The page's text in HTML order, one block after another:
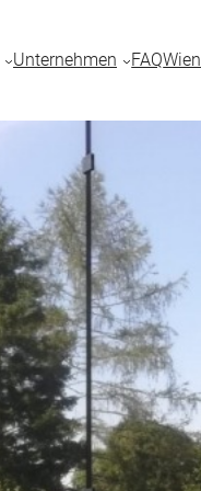
Unternehmen FAQWien